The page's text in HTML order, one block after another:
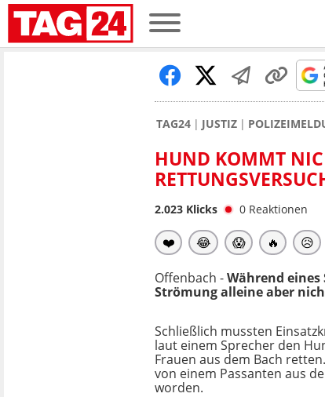
TAG24 JUSTIZ
HUND KOMMT
2.023 Klicks 0 Reaktionen
❤️ 😂 😱 🔥 😥
Offenbach -Während eines
Strömung alleine aber
Schließlich mussten
laut einem Sprecher den
Frauen aus dem Bach
von einem Passanten aus
worden.